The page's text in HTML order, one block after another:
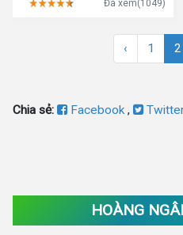
Đã xem(1049)
‹ 1 2
Chia sẻ: Facebook,
HOÀNG